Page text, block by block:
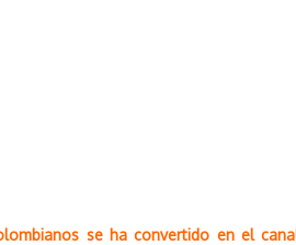
se ha convertido en el